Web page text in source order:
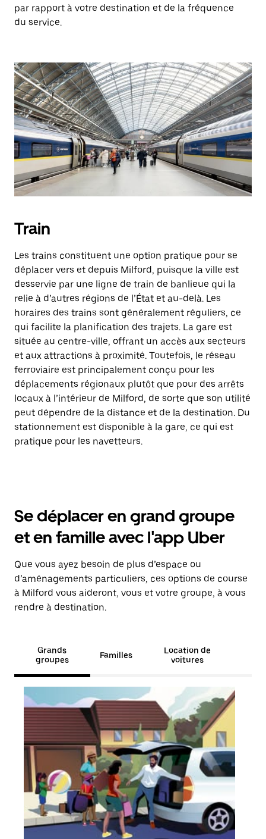
par rapport à votre destination et de la fréquence
du service.
Train
Les trains constituent une option pratique pour se
déplacer vers et depuis Milford, puisque la ville est
desservie par une ligne de train de banlieue qui la
relie à d’autres régions de l’État et au-delà. Les
horaires des trains sont généralement réguliers, ce
qui facilite la planification des trajets. La gare est
située au centre-ville, offrant un accès aux secteurs
et aux attractions à proximité. Toutefois, le réseau
ferroviaire est principalement conçu pour les
déplacements régionaux plutôt que pour des arrêts
locaux à l’intérieur de Milford, de sorte que son utilité
peut dépendre de la distance et de la destination. Du
stationnement est disponible à la gare, ce qui est
pratique pour les navetteurs.
Se déplacer en grand groupe
et en famille avec l'app Uber
Que vous ayez besoin de plus d’espace ou
d’aménagements particuliers, ces options de course
à Milford vous aideront, vous et votre groupe, à vous
rendre à destination.
Grands
groupes
Familles
Location de
voitures